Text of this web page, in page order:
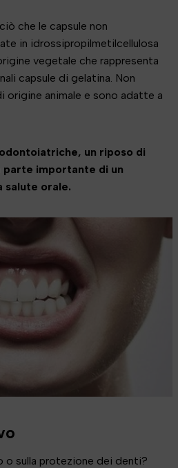
che le capsule non
in idrossipropilmetilcellulosa
vegetale che rappresenta
capsule di gelatina. Non
animale e sono adatte a
un riposo di
parte importante di un
salute orale.
o sulla protezione dei denti?